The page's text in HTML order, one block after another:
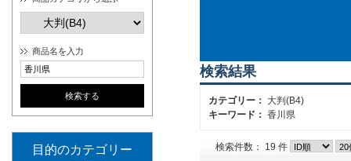
商品名を入力
目的のカテゴリー
検索結果
カテゴリー： 大判(B4)
キーワード： 香川県
検索件数： 19 件